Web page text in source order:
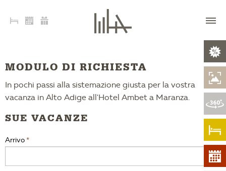
MODULO DI RICHIESTA
In pochi passi alla sistemazione giusta per la vostra
vacanza in Alto Adige all'Hotel Ambet a Maranza.
SUE VACANZE
Arrivo